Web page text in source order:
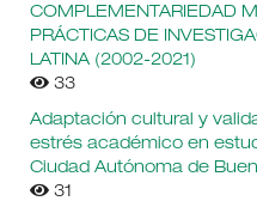
COMPLEMENTARIEDAD
PRÁCTICAS DE
LATINA (2002-2021)
33
Adaptación cultural y
estrés académico en
Ciudad Autónoma de
31